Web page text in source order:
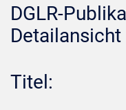
DGLR-
Detailansicht
Titel: